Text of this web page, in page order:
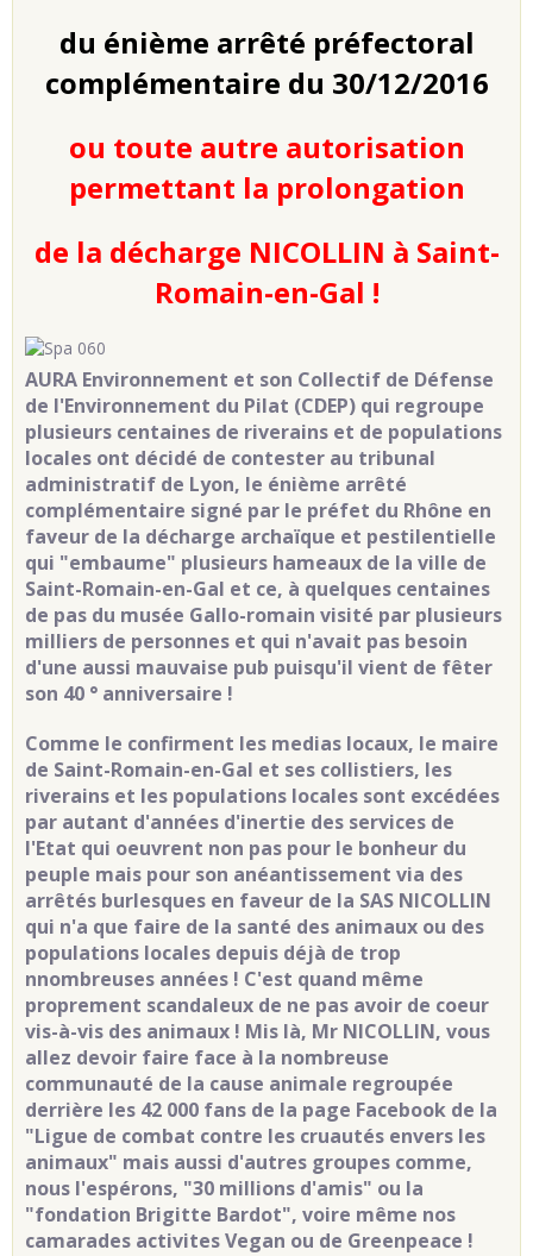
du énième arrêté préfectoral
complémentaire du 30/12/2016
ou toute autre autorisation
permettant la prolongation
de la décharge NICOLLIN à Saint-
Romain-en-Gal !
AURA Environnement et son Collectif de Défense
de l'Environnement du Pilat (CDEP) qui regroupe
plusieurs centaines de riverains et de populations
locales ont décidé de contester au tribunal
administratif de Lyon, le énième arrêté
complémentaire signé par le préfet du Rhône en
faveur de la décharge archaïque et pestilentielle
qui "embaume" plusieurs hameaux de la ville de
Saint-Romain-en-Gal et ce, à quelques centaines
de pas du musée Gallo-romain visité par plusieurs
milliers de personnes et qui n'avait pas besoin
d'une aussi mauvaise pub puisqu'il vient de fêter
son 40 ° anniversaire !
Comme le confirment les medias locaux, le maire
de Saint-Romain-en-Gal et ses collistiers, les
riverains et les populations locales sont excédées
par autant d'années d'inertie des services de
l'Etat qui oeuvrent non pas pour le bonheur du
peuple mais pour son anéantissement via des
arrêtés burlesques en faveur de la SAS NICOLLIN
qui n'a que faire de la santé des animaux ou des
populations locales depuis déjà de trop
nnombreuses années ! C'est quand même
proprement scandaleux de ne pas avoir de coeur
vis-à-vis des animaux ! Mis là, Mr NICOLLIN, vous
allez devoir faire face à la nombreuse
communauté de la cause animale regroupée
derrière les 42 000 fans de la page Facebook de la
"Ligue de combat contre les cruautés envers les
animaux" mais aussi d'autres groupes comme,
nous l'espérons, "30 millions d'amis" ou la
"fondation Brigitte Bardot", voire même nos
camarades activites Vegan ou de Greenpeace !